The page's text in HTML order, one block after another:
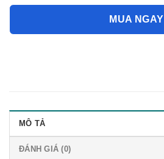
MUA NGAY
MÔ TẢ
ĐÁNH GIÁ (0)